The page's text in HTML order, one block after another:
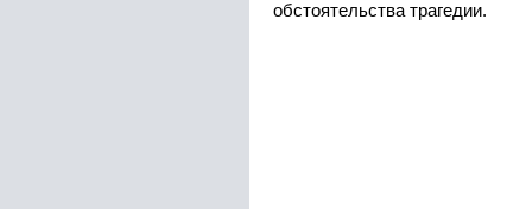
обстоятельства трагедии.